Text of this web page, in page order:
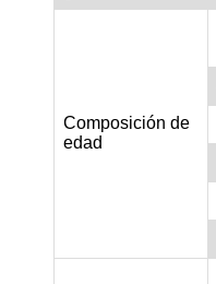
Composición de
edad